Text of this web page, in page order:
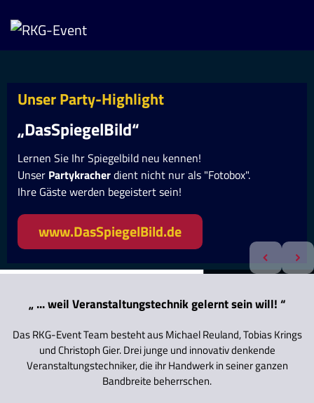
UnserParty-Highlight
„DasSpiegelBild“
Lernen Sie Ihr Spiegelbild neu kennen!
Unser Partykracherdient nicht nur als "Fotobox".
Ihre Gäste werden begeistert sein!
www.DasSpiegelBild.de
„ ... weil Veranstaltungstechnik gelernt sein will! “
Das RKG-Event Team besteht aus Michael Reuland, Tobias Krings
und Christoph Gier. Drei junge und innovativ denkende
Veranstaltungstechniker, die ihr Handwerk in seiner ganzen
Bandbreite beherrschen.